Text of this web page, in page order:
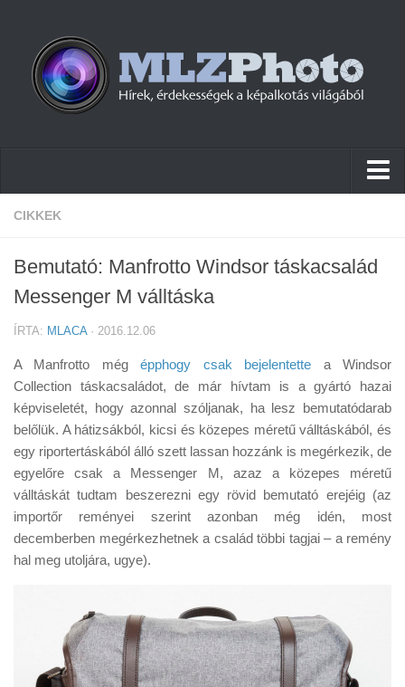
Hírek
Cikkek
Tudástár
Tanácsok
Érdekességek
Helyszíni Riport
E-BB
CIKKEK
Bemutató: Manfrotto Windsor táskacsalád
Messenger M válltáska
ÍRTA: MLACA· 2016.12.06
A Manfrotto mégépphogy csak bejelentette a Windsor
Collection táskacsaládot, de már hívtam is a gyártó hazai
képviseletét, hogy azonnal szóljanak, ha lesz bemutatódarab
belőlük. A hátizsákból, kicsi és közepes méretű válltáskából, és
egy riportertáskából álló szett lassan hozzánk is megérkezik, de
egyelőre csak a Messenger M, azaz a közepes méretű
válltáskát tudtam beszerezni egy rövid bemutató erejéig (az
importőr reményei szerint azonban még idén, most
decemberben megérkezhetnek a család többi tagjai – a remény
hal meg utoljára, ugye).